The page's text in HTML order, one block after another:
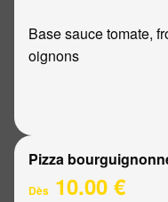
Base sauce tomate,
oignons
Pizza
Dès 10.00 €